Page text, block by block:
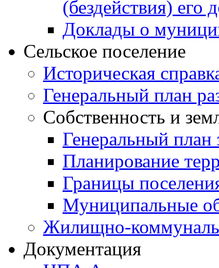
(бездействия)
Доклады о
Сельское поселение
Историческая
Генеральный план
Собственность и
Генеральный план
Планирование
Границы
Муниципальные
Жилищно-
Документация